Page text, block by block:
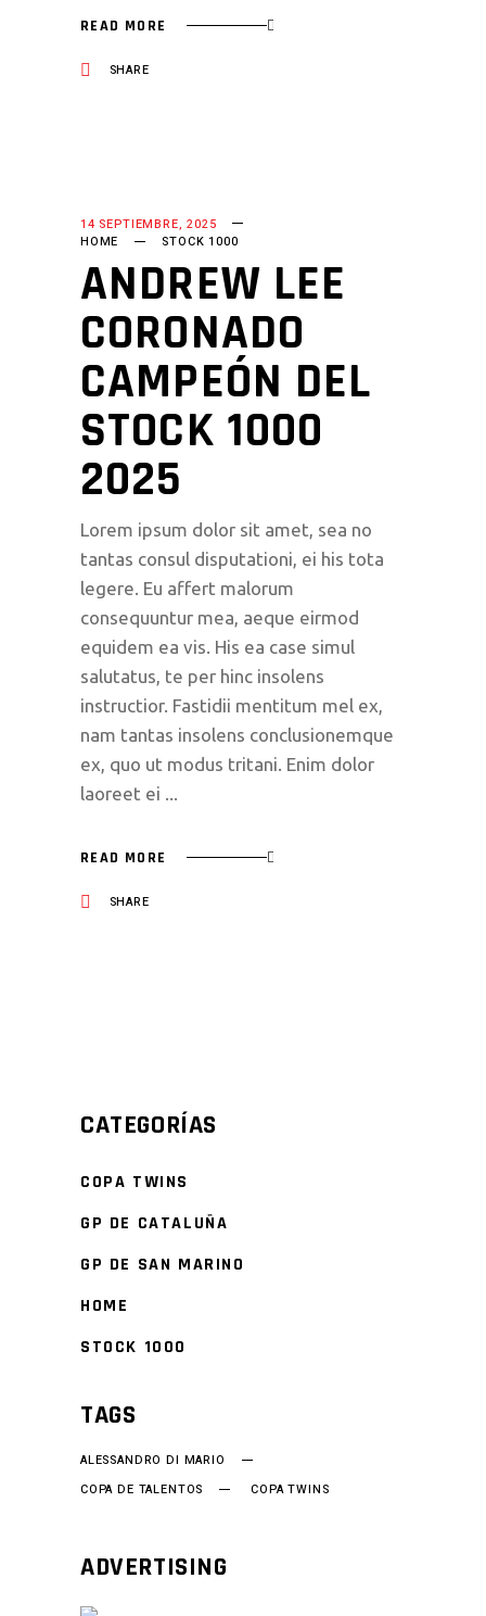
READ MORE
SHARE
14 SEPTIEMBRE, 2025
HOME
STOCK 1000
ANDREW LEE
CORONADO
CAMPEÓN DEL
STOCK 1000
2025
Lorem ipsum dolor sit amet, sea no
tantas consul disputationi, ei his tota
legere. Eu affert malorum
consequuntur mea, aeque eirmod
equidem ea vis. His ea case simul
salutatus, te per hinc insolens
instructior. Fastidii mentitum mel ex,
nam tantas insolens conclusionemque
ex, quo ut modus tritani. Enim dolor
laoreet ei
READ MORE
SHARE
CATEGORÍAS
COPA TWINS
GP DE CATALUÑA
GP DE SAN MARINO
HOME
STOCK 1000
TAGS
ALESSANDRO DI MARIO
COPA DE TALENTOS
COPA TWINS
ADVERTISING